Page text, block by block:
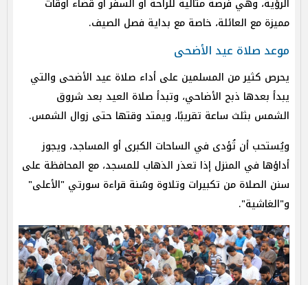
مميزة مع العائلة، خاصة مع بداية فصل الصيف.
موعد صلاة عيد الأضحى
يحرص كثير من المسلمين على أداء صلاة عيد الأضحى والتي
يبدأ بعدها ذبح الأضاحي، وتبدأ صلاة العيد بعد شروق
الشمس بثلث ساعة تقريبًا، ويمتد وقتها حتى زوال الشمس.
ويُستحب أن تُؤدى في الساحات الكبرى أو المساجد، ويجوز
أداؤها في المنزل إذا تعذر الذهاب للمسجد، مع المحافظة على
سنن الصلاة من تكبيرات وتلاوة وسُنة قراءة سورتي "الأعلى"
و"الغاشية".